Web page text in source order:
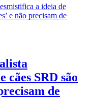
cães SRD são
de